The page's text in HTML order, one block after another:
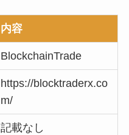
内容
BlockchainTrade
https://blocktraderx.co
m/
記載なし